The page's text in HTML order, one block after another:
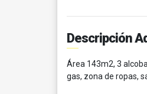
Descripción
Área 143m2, 3
gas, zona de ropas,